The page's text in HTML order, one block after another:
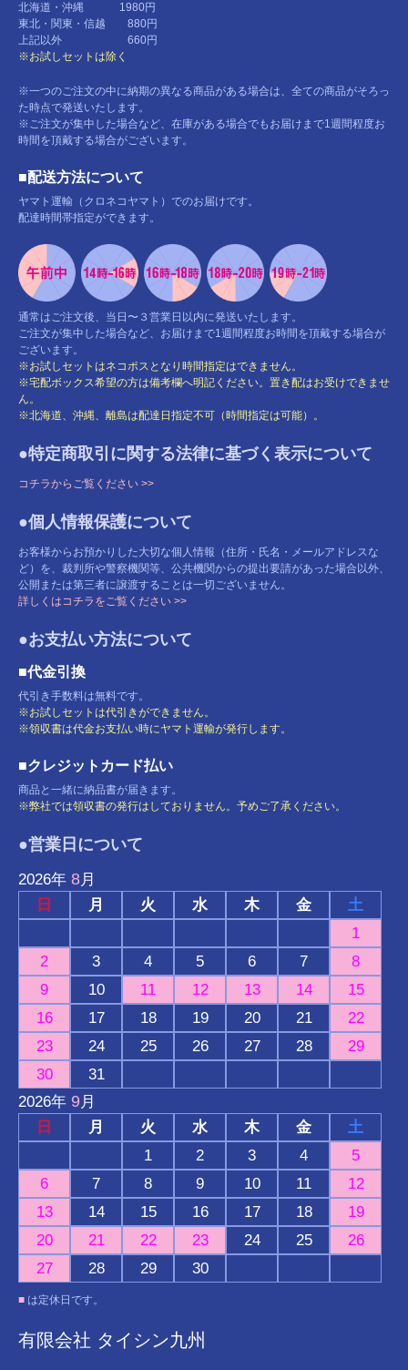
北海道・沖縄 1980円
東北・関東・信越 880円
上記以外 660円
※お試しセットは除く
※一つのご注文の中に納期の異なる商品がある場合は、全ての商品がそろっ
た時点で発送いたします。
※ご注文が集中した場合など、在庫がある場合でもお届けまで1週間程度お
時間を頂戴する場合がございます。
■配送方法について
ヤマト運輸（クロネコヤマト）でのお届けです。
配達時間帯指定ができます。
通常はご注文後、当日〜３営業日以内に発送いたします。
ご注文が集中した場合など、お届けまで1週間程度お時間を頂戴する場合が
ございます。
※お試しセットはネコポスとなり時間指定はできません。
※宅配ボックス希望の方は備考欄へ明記ください。置き配はお受けできませ
ん。
※北海道、沖縄、離島は配達日指定不可（時間指定は可能）。
●特定商取引に関する法律に基づく表示について
コチラからご覧ください >>
●個人情報保護について
お客様からお預かりした大切な個人情報（住所・氏名・メールアドレスな
ど）を、裁判所や警察機関等、公共機関からの提出要請があった場合以外、
公開または第三者に譲渡することは一切ございません。
詳しくはコチラをご覧ください >>
●お支払い方法について
■代金引換
代引き手数料は無料です。
※お試しセットは代引きができません。
※領収書は代金お支払い時にヤマト運輸が発行します。
■クレジットカード払い
商品と一緒に納品書が届きます。
※弊社では領収書の発行はしておりません。予めご了承ください。
●営業日について
2026年 8月
日
月 火 水 木 金
土
1
2
3 4 5 6 7
8
9
10 11 12 13 14
15
16
17 18 19 20 21
22
23
24 25 26 27 28
29
30
31
2026年 9月
日
月 火 水 木 金
土
1
2 3 4
5
6
7 8 9 10 11
12
13
14 15 16 17 18
19
20
21 22 23 24 25
26
27
28 29 30
■ は定休日です。
有限会社 タイシン九州